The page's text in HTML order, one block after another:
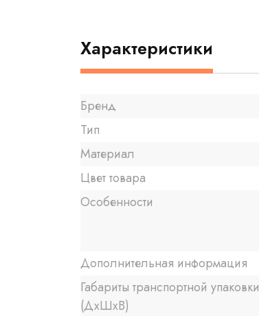
Характеристики
Бренд
Тип
Материал
Цвет товара
Особенности
Дополнительная информация
Габариты транспортной упаковки
(ДхШхВ)